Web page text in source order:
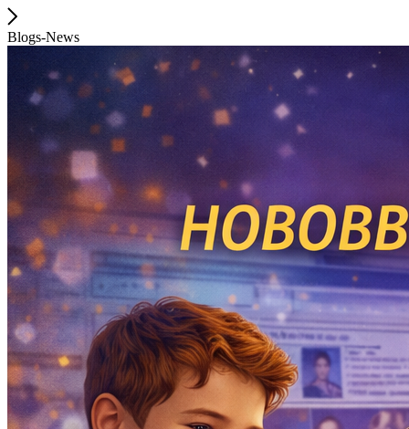
Blogs-News